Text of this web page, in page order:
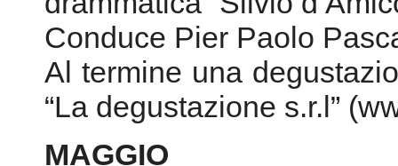
Conduce Pier Paolo
Al termine una
“La degustazione s.r.l”
MAGGIO